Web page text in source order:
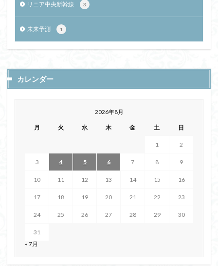
リニア中央新幹線 3
未来予測 1
カレンダー
2026年8月
月 火 水 木 金 土 日
1 2
3 4 5 6 7 8 9
10 11 12 13 14 15 16
17 18 19 20 21 22 23
24 25 26 27 28 29 30
31
« 7月